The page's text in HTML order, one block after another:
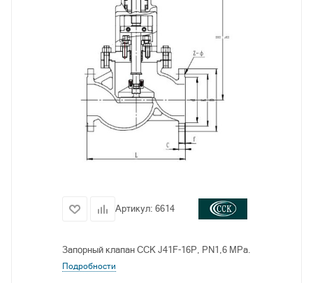
Артикул: 6614
Запорный клапан CCK J41F-16P, PN1,6 MPa.
Подробности